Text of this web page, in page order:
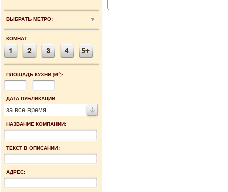
ВЫБРАТЬ МЕТРО:
КОМНАТ:
ПЛОЩАДЬ КУХНИ (М2):
-
ДАТА ПУБЛИКАЦИИ:
за все время
НАЗВАНИЕ КОМПАНИИ:
ТЕКСТ В ОПИСАНИИ:
АДРЕС: